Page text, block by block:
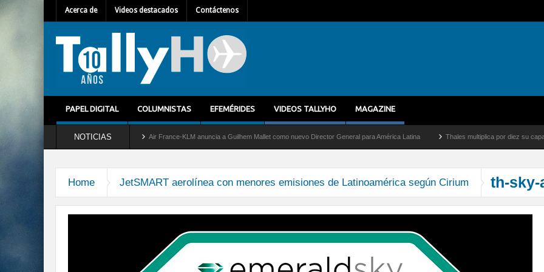
Acerca de Videos destacados Contáctenos
PAPEL DIGITAL COLUMNISTAS EFEMÉRIDES VIDEOS TALLYHO MAGAZINE
NOTICIAS
del servicio al C-2 Greyhound Air France-KLM anuncia a Guilhem Mallet como nuevo Director General para América Latina Thales multiplica por diez su
Home JetSMART aerolínea con menores emisiones de Latinoamérica según Cirium th-sky-